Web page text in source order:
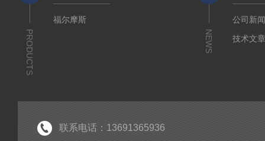
PRODUCTS
福尔摩斯
NEWS
公司新
技术文
联系电话：13691365936